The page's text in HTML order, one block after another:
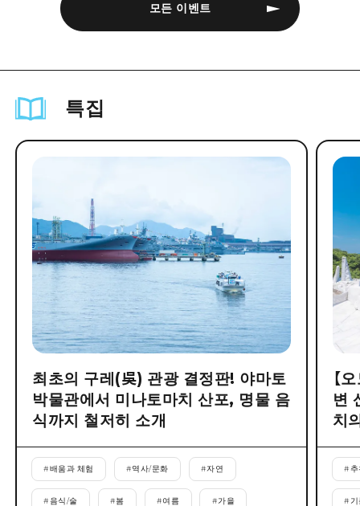
모든 이벤트
특집
최초의 구레(吳) 관광 결정판! 야마토
박물관에서 미나토마치 산포, 명물 음
식까지 철저히 소개
#배움과 체험 #역사/문화 #자연
#음식/술 #봄 #여름 #가을
【
변
치
#
#